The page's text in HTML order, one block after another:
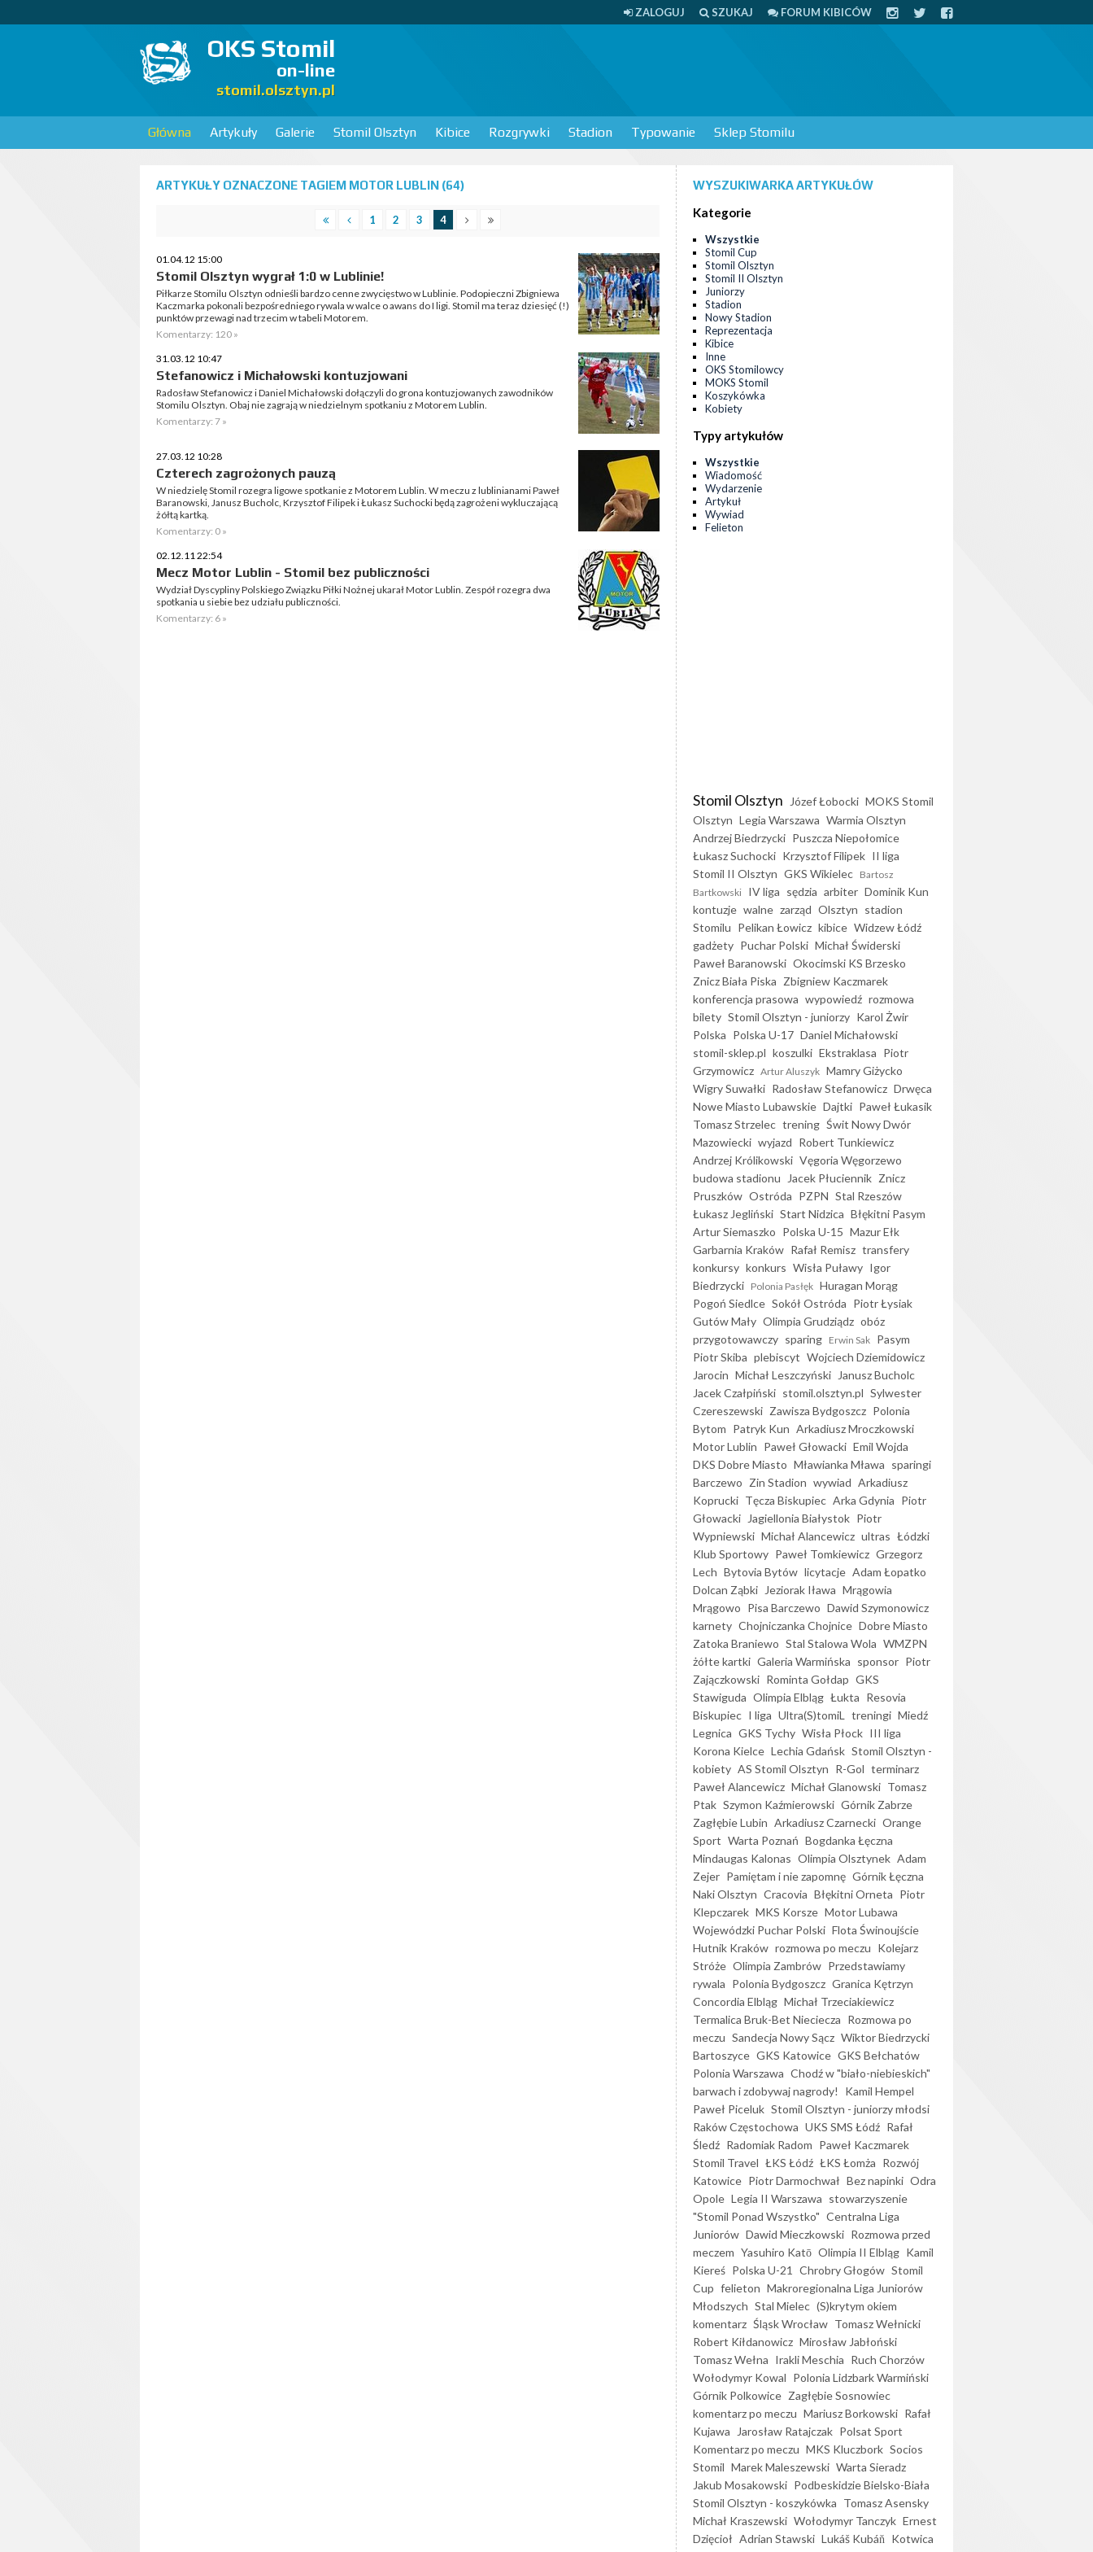
ZALOGUJ SZUKAJ FORUM KIBICÓW
OKS Stomil
on-line
stomil.olsztyn.pl
Główna Artykuły Galerie Stomil Olsztyn Kibice Rozgrywki Stadion Typowanie Sklep Stomilu
ARTYKUŁY OZNACZONE TAGIEM MOTOR LUBLIN (64)
1 2 3 4
01.04.12 15:00
Stomil Olsztyn wygrał 1:0 w Lublinie!
Piłkarze Stomilu Olsztyn odnieśli bardzo cenne zwycięstwo w Lublinie. Podopieczni Zbigniewa
Kaczmarka pokonali bezpośredniego rywala w walce o awans do I ligi. Stomil ma teraz dziesięć (!)
punktów przewagi nad trzecim w tabeli Motorem.
Komentarzy: 120 »
31.03.12 10:47
Stefanowicz i Michałowski kontuzjowani
Radosław Stefanowicz i Daniel Michałowski dołączyli do grona kontuzjowanych zawodników
Stomilu Olsztyn. Obaj nie zagrają w niedzielnym spotkaniu z Motorem Lublin.
Komentarzy: 7 »
27.03.12 10:28
Czterech zagrożonych pauzą
W niedzielę Stomil rozegra ligowe spotkanie z Motorem Lublin. W meczu z lublinianami Paweł
Baranowski, Janusz Bucholc, Krzysztof Filipek i Łukasz Suchocki będą zagrożeni wykluczającą
żółtą kartką.
Komentarzy: 0 »
02.12.11 22:54
Mecz Motor Lublin - Stomil bez publiczności
Wydział Dyscypliny Polskiego Związku Piłki Nożnej ukarał Motor Lublin. Zespół rozegra dwa
spotkania u siebie bez udziału publiczności.
Komentarzy: 6 »
WYSZUKIWARKA ARTYKUŁÓW
Kategorie
Wszystkie
Stomil Cup
Stomil Olsztyn
Stomil II Olsztyn
Juniorzy
Stadion
Nowy Stadion
Reprezentacja
Kibice
Inne
OKS Stomilowcy
MOKS Stomil
Koszykówka
Kobiety
Typy artykułów
Wszystkie
Wiadomość
Wydarzenie
Artykuł
Wywiad
Felieton
Stomil Olsztyn Józef Łobocki MOKS Stomil
Olsztyn Legia Warszawa Warmia Olsztyn
Andrzej Biedrzycki Puszcza Niepołomice
Łukasz Suchocki Krzysztof Filipek II liga
Stomil II Olsztyn GKS Wikielec Bartosz
Bartkowski IV liga sędzia arbiter Dominik Kun
kontuzje walne zarząd Olsztyn stadion
Stomilu Pelikan Łowicz kibice Widzew Łódź
gadżety Puchar Polski Michał Świderski
Paweł Baranowski Okocimski KS Brzesko
Znicz Biała Piska Zbigniew Kaczmarek
konferencja prasowa wypowiedź rozmowa
bilety Stomil Olsztyn - juniorzy Karol Żwir
Polska Polska U-17 Daniel Michałowski
stomil-sklep.pl koszulki Ekstraklasa Piotr
Grzymowicz Artur Aluszyk Mamry Giżycko
Wigry Suwałki Radosław Stefanowicz Drwęca
Nowe Miasto Lubawskie Dajtki Paweł Łukasik
Tomasz Strzelec trening Świt Nowy Dwór
Mazowiecki wyjazd Robert Tunkiewicz
Andrzej Królikowski Vęgoria Węgorzewo
budowa stadionu
Jacek Płuciennik Znicz
Pruszków Ostróda PZPN Stal Rzeszów
Łukasz Jegliński Start Nidzica Błękitni Pasym
Artur Siemaszko Polska U-15 Mazur Ełk
Garbarnia Kraków Rafał Remisz transfery
konkursy konkurs Wisła Puławy Igor
Biedrzycki Polonia Pasłęk Huragan Morąg
Pogoń Siedlce Sokół Ostróda Piotr Łysiak
Gutów Mały Olimpia Grudziądz obóz
przygotowawczy sparing Erwin Sak Pasym
Piotr Skiba plebiscyt Wojciech Dziemidowicz
Jarocin Michał Leszczyński
Janusz Bucholc
Jacek Czałpiński stomil.olsztyn.pl Sylwester
Czereszewski Zawisza Bydgoszcz Polonia
Bytom Patryk Kun Arkadiusz Mroczkowski
Motor Lublin Paweł Głowacki Emil Wojda
DKS Dobre Miasto Mławianka Mława sparingi
Barczewo Zin Stadion wywiad Arkadiusz
Koprucki Tęcza Biskupiec Arka Gdynia Piotr
Głowacki
Jagiellonia Białystok Piotr
Wypniewski Michał Alancewicz ultras Łódzki
Klub Sportowy Paweł Tomkiewicz Grzegorz
Lech Bytovia Bytów licytacje Adam Łopatko
Dolcan Ząbki
Jeziorak Iława Mrągowia
Mrągowo Pisa Barczewo Dawid Szymonowicz
karnety Chojniczanka Chojnice Dobre Miasto
Zatoka Braniewo Stal Stalowa Wola WMZPN
żółte kartki Galeria Warmińska sponsor Piotr
Zajączkowski Rominta Gołdap GKS
Stawiguda Olimpia Elbląg Łukta Resovia
Biskupiec I liga Ultra(S)tomiL treningi Miedź
Legnica GKS Tychy Wisła Płock III liga
Korona Kielce Lechia Gdańsk Stomil Olsztyn -
kobiety AS Stomil Olsztyn R-Gol terminarz
Paweł Alancewicz Michał Glanowski Tomasz
Ptak Szymon Kaźmierowski Górnik Zabrze
Zagłębie Lubin Arkadiusz Czarnecki Orange
Sport Warta Poznań Bogdanka Łęczna
Mindaugas Kalonas Olimpia Olsztynek Adam
Zejer Pamiętam i nie zapomnę Górnik Łęczna
Naki Olsztyn Cracovia Błękitni Orneta Piotr
Klepczarek MKS Korsze Motor Lubawa
Wojewódzki Puchar Polski Flota Świnoujście
Hutnik Kraków rozmowa po meczu Kolejarz
Stróże Olimpia Zambrów Przedstawiamy
rywala Polonia Bydgoszcz Granica Kętrzyn
Concordia Elbląg Michał Trzeciakiewicz
Termalica Bruk-Bet Nieciecza Rozmowa po
meczu Sandecja Nowy Sącz Wiktor Biedrzycki
Bartoszyce GKS Katowice GKS Bełchatów
Polonia Warszawa Chodź w "biało-niebieskich"
barwach i zdobywaj nagrody!
Kamil Hempel
Paweł Piceluk Stomil Olsztyn - juniorzy młodsi
Raków Częstochowa UKS SMS Łódź Rafał
Śledź Radomiak Radom Paweł Kaczmarek
Stomil Travel ŁKS Łódź ŁKS Łomża Rozwój
Katowice Piotr Darmochwał Bez napinki Odra
Opole Legia II Warszawa stowarzyszenie
"Stomil Ponad Wszystko" Centralna Liga
Juniorów Dawid Mieczkowski Rozmowa przed
meczem Yasuhiro Katō Olimpia II Elbląg Kamil
Kiereś Polska U-21 Chrobry Głogów Stomil
Cup felieton Makroregionalna Liga Juniorów
Młodszych Stal Mielec (S)krytym okiem
komentarz Śląsk Wrocław Tomasz Wełnicki
Robert Kiłdanowicz Mirosław Jabłoński
Tomasz Wełna Irakli Meschia Ruch Chorzów
Wołodymyr Kowal Polonia Lidzbark Warmiński
Górnik Polkowice Zagłębie Sosnowiec
komentarz po meczu Mariusz Borkowski Rafał
Kujawa
Jarosław Ratajczak Polsat Sport
Komentarz po meczu MKS Kluczbork Socios
Stomil Marek Maleszewski Warta Sieradz
Jakub Mosakowski Podbeskidzie Bielsko-Biała
Stomil Olsztyn - koszykówka Tomasz Asensky
Michał Kraszewski Wołodymyr Tanczyk Ernest
Dzięcioł Adrian Stawski Lukáš Kubáň Kotwica